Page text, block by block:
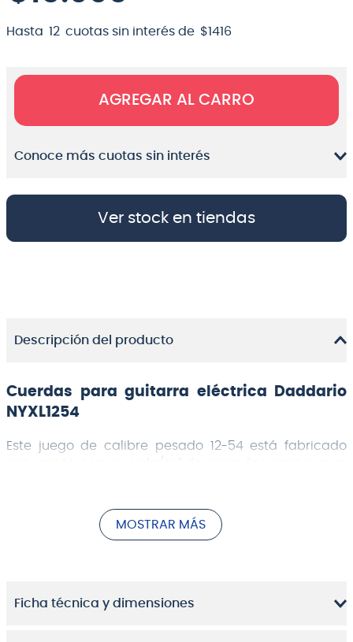
Hasta 12 cuotas sin interés de $1416
AGREGAR AL CARRO
Conoce más cuotas sin interés
Ver stock en tiendas
Descripción del producto
Cuerdas para guitarra eléctrica Daddario
NYXL1254
Este juego de calibre pesado 12-54 está fabricado
Las cuerdas eléctricasD'Addario NYXL
MOSTRAR MÁS
Ficha técnica y dimensiones